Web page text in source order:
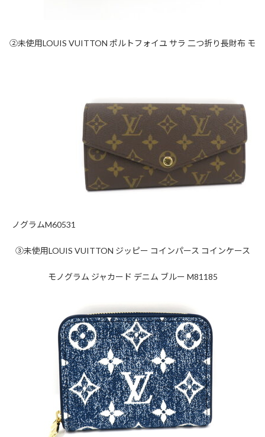
②未使用LOUIS VUITTON ポルトフォイユ サラ 二つ折り長財布 モ
ノグラムM60531
③未使用LOUIS VUITTON ジッピー コインパース コインケース
モノグラム ジャカード デニム ブルー M81185